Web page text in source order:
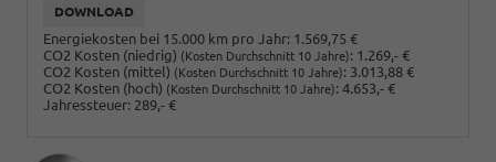
DOWNLOAD
Energiekosten bei 15.000 km pro Jahr: 1.569,75 €
CO2 Kosten (niedrig) (Kosten Durchschnitt 10 Jahre): 1.269,- €
CO2 Kosten (mittel) (Kosten Durchschnitt 10 Jahre): 3.013,88 €
CO2 Kosten (hoch) (Kosten Durchschnitt 10 Jahre): 4.653,- €
Jahressteuer: 289,- €